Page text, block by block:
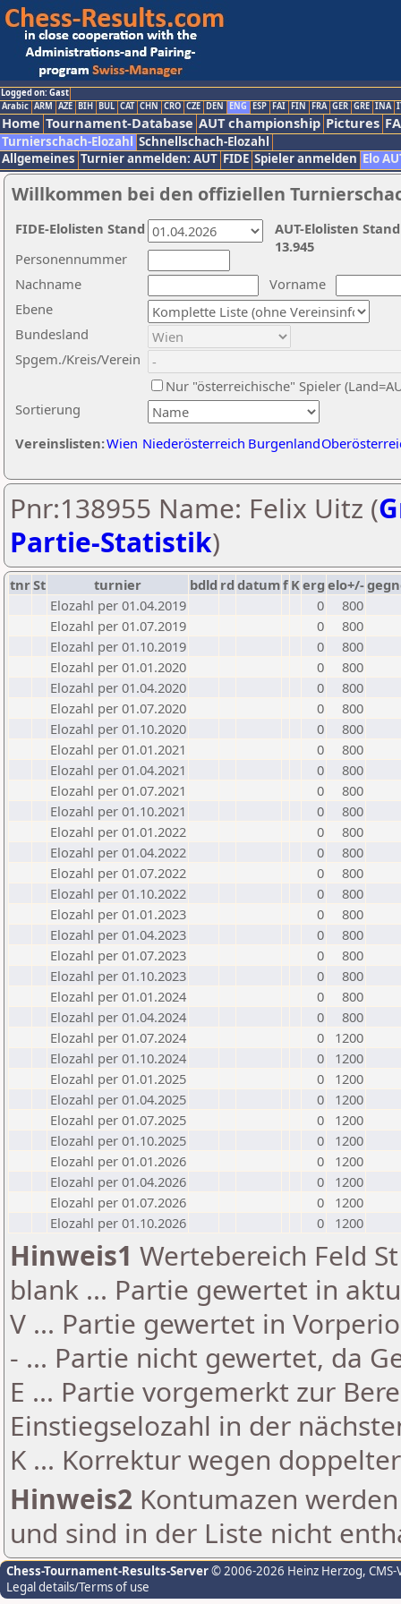
Logged on: Gast
Arabic ARM AZE BIH BUL CAT CHN CRO CZE DEN ENG ESP FAI FIN FRA GER GRE INA
Home Tournament-Database AUT championship Pictures
Turnierschach-Elozahl Schnellschach-Elozahl
Allgemeines Turnier anmelden: AUT FIDE Spieler anmelden Elo
Willkommen bei den offiziellen
Nachname
Vorname
Ebene
Sortierung
Personennummer
Bundesland
Spgem./Kreis/Verein
Nur "österreichische" Spieler
Vereinslisten:Wien Niederösterreich Burgenland
AUT-Elolisten
13.945
FIDE-Elolisten Stand
Pnr:138955 Name: Felix Uitz (
Partie-Statistik)
tnrSt turnier bdld rd datumf Kerg elo+/-
Elozahl per 01.04.2019
0
800
Elozahl per 01.07.2019
0
800
Elozahl per 01.10.2019
0
800
Elozahl per 01.01.2020
0
800
Elozahl per 01.04.2020
0
800
Elozahl per 01.07.2020
0
800
Elozahl per 01.10.2020
0
800
Elozahl per 01.01.2021
0
800
Elozahl per 01.04.2021
0
800
Elozahl per 01.07.2021
0
800
Elozahl per 01.10.2021
0
800
Elozahl per 01.01.2022
0
800
Elozahl per 01.04.2022
0
800
Elozahl per 01.07.2022
0
800
Elozahl per 01.10.2022
0
800
Elozahl per 01.01.2023
0
800
Elozahl per 01.04.2023
0
800
Elozahl per 01.07.2023
0
800
Elozahl per 01.10.2023
0
800
Elozahl per 01.01.2024
0
800
Elozahl per 01.04.2024
0
800
Elozahl per 01.07.2024
0
1200
Elozahl per 01.10.2024
0
1200
Elozahl per 01.01.2025
0
1200
Elozahl per 01.04.2025
0
1200
Elozahl per 01.07.2025
0
1200
Elozahl per 01.10.2025
0
1200
Elozahl per 01.01.2026
0
1200
Elozahl per 01.04.2026
0
1200
Elozahl per 01.07.2026
0
1200
Elozahl per 01.10.2026
0 1200
Hinweis1 Wertebereich Feld
blank ... Partie gewertet in
V ... Partie gewertet in
- ... Partie nicht gewertet, da
E ... Partie vorgemerkt zur
Einstiegselozahl in der
K ... Korrektur wegen
Hinweis2 Kontumazen
und sind in der Liste nicht
Chess-Tournament-Results-Server© 2006-2026 Heinz Herzog,
Legal details/Terms of use